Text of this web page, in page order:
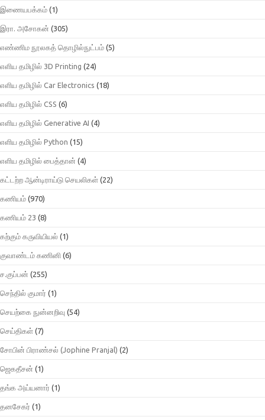
இணையபக்கம் (1)
இரா. அசோகன் (305)
எண்ணிம நூலகத் தொழில்நுட்பம் (5)
எளிய தமிழில் 3D Printing (24)
எளிய தமிழில் Car Electronics (18)
எளிய தமிழில் CSS (6)
எளிய தமிழில் Generative AI (4)
எளிய தமிழில் Python (15)
எளிய தமிழில் பைத்தான் (4)
கட்டற்ற ஆன்டிராய்டு செயலிகள் (22)
கணியம் (970)
கணியம் 23 (8)
கற்கும் கருவியியல் (1)
குவாண்டம் கணினி (6)
ச.குப்பன் (255)
செந்தில் குமார் (1)
செயற்கை நுன்னறிவு (54)
செய்திகள் (7)
சோபின் பிராண்சல் (Jophine Pranjal) (2)
ஜெகதீசன் (1)
தங்க அய்யனார் (1)
தனசேகர் (1)